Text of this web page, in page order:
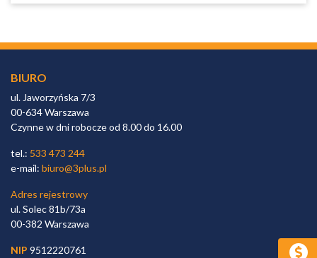
BIURO
ul. Jaworzyńska 7/3
00-634 Warszawa
Czynne w dni robocze od 8.00 do 16.00
tel.: 533 473 244
e-mail: biuro@3plus.pl
Adres rejestrowy
ul. Solec 81b/73a
00-382 Warszawa
NIP 9512220761